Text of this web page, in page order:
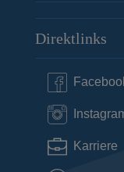
Direktlinks
Karriere